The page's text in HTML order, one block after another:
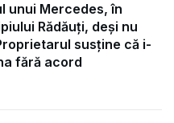
unui Mercedes, în
Rădăuți, deși nu
susține că i-
fără acord